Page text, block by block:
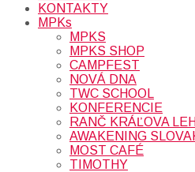
KONTAKTY
MPKs
MPKS
MPKS SHOP
CAMPFEST
NOVÁ DNA
TWC SCHOOL
KONFERENCIE
RANČ KRÁĽOVA
AWAKENING
MOST CAFÉ
TIMOTHY